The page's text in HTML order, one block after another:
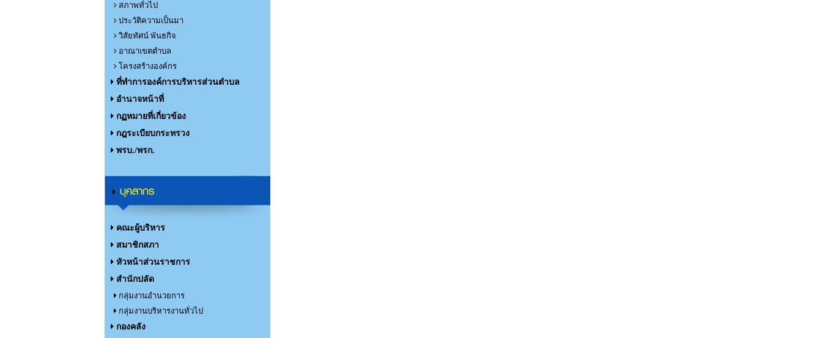
สภาพทั่วไป
ประวัติความเป็นมา
วิสัยทัศน์ พันธกิจ
อาณาเขตตำบล
โครงสร้างองค์กร
ที่ทำการองค์การบริหารส่วนตำบล
อำนาจหน้าที่
กฏหมายที่เกี่ยวข้อง
กฎระเบียบกระทรวง
พรบ./พรก.
บุคลากร
คณะผู้บริหาร
สมาชิกสภา
หัวหน้าส่วนราชการ
สำนักปลัด
กลุ่มงานอำนวยการ
กลุ่มงานบริหารงานทั่วไป
กองคลัง